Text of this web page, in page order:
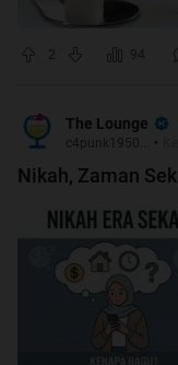
94
The Lounge
c4punk1950... •
Nikah, Zaman